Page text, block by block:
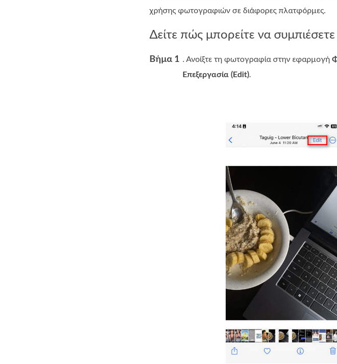
χρήσης φωτογραφιών σε διάφορες πλατφόρμες.
Δείτε πώς μπορείτε να
Βήμα 1 . Ανοίξτε τη φωτογραφία στην εφαρμογή
Επεξεργασία (Edit).